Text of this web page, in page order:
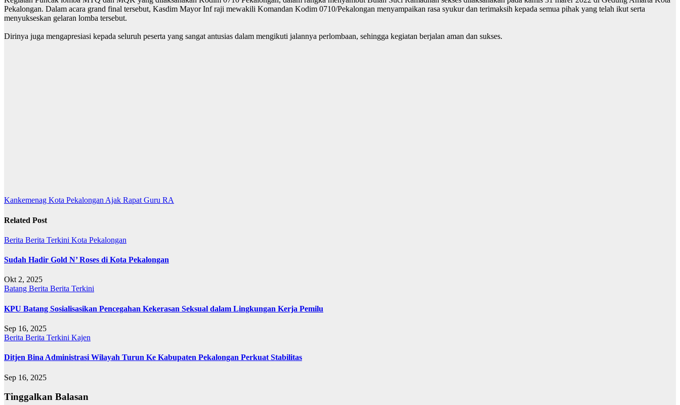
Pekalongan. Dalam acara grand final tersebut, Kasdim Mayor Inf raji mewakili Komandan Kodim 0710/Pekalongan menyampaikan rasa syukur dan terimaksih kepada semua pihak yang telah ikut serta
menyukseskan gelaran lomba tersebut.
Dirinya juga mengapresiasi kepada seluruh peserta yang sangat antusias dalam mengikuti jalannya perlombaan, sehingga kegiatan berjalan aman dan sukses.
Navigasi
pos
Kankemenag Kota Pekalongan Ajak Rapat Guru RA
Related Post
Berita Berita Terkini Kota Pekalongan
Sudah Hadir Gold N’ Roses di Kota Pekalongan
Okt 2, 2025
Batang Berita Berita Terkini
KPU Batang Sosialisasikan Pencegahan Kekerasan Seksual dalam Lingkungan Kerja Pemilu
Sep 16, 2025
Berita Berita Terkini Kajen
Ditjen Bina Administrasi Wilayah Turun Ke Kabupaten Pekalongan Perkuat Stabilitas
Sep 16, 2025
Tinggalkan Balasan